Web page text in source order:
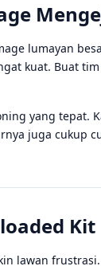
lumayan
kuat. Buat
yang tepat.
juga
Kit
lawan